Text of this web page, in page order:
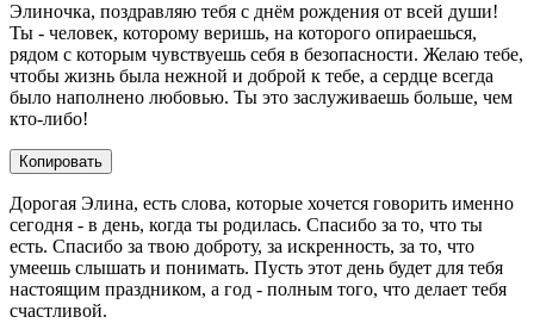
Элиночка, поздравляю тебя с днём рождения от всей души!
Ты - человек, которому веришь, на которого опираешься,
рядом с которым чувствуешь себя в безопасности. Желаю тебе,
чтобы жизнь была нежной и доброй к тебе, а сердце всегда
было наполнено любовью. Ты это заслуживаешь больше, чем
кто-либо!
Копировать
Дорогая Элина, есть слова, которые хочется говорить именно
сегодня - в день, когда ты родилась. Спасибо за то, что ты
есть. Спасибо за твою доброту, за искренность, за то, что
умеешь слышать и понимать. Пусть этот день будет для тебя
настоящим праздником, а год - полным того, что делает тебя
счастливой.